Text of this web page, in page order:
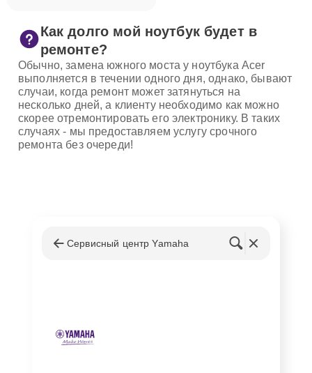
Как долго мой ноутбук будет в
ремонте?
Обычно, замена южного моста у ноутбука Acer
выполняется в течении одного дня, однако, бывают
случаи, когда ремонт может затянуться на
несколько дней, а клиенту необходимо как можно
скорее отремонтировать его электронику. В таких
случаях - мы предоставляем услугу срочного
ремонта без очереди!
Сервисный центр Yamaha